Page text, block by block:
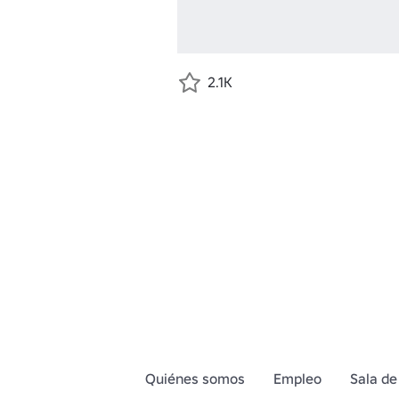
2.1K
Quiénes somos Empleo Sala